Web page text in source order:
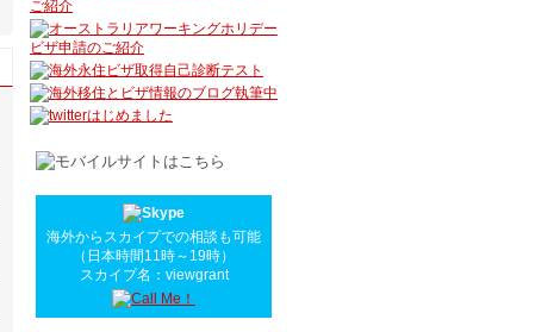
海外からスカイプでの相談も可能
（日本時間11時～19時）
スカイプ名：viewgrant